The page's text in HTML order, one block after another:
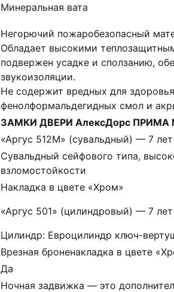
Минеральная вата
Негорючий пожаробезопасный
Обладает высокими
подвержен усадке и сползанию,
звукоизоляции.
Не содержит вредных для
фенолформальдегидных смол и
ЗАМКИ ДВЕРИ АлексДорс ПРИМА
«Аргус 512М» (сувальдный) — 7 лет
Сувальдный сейфового типа,
взломостойкости
Накладка в цвете «Хром»
«Аргус 501» (цилиндровый) — 7 лет
Цилиндр: Евроцилиндр ключ-
Врезная броненакладка в цвете
Да
Ночная задвижка — это